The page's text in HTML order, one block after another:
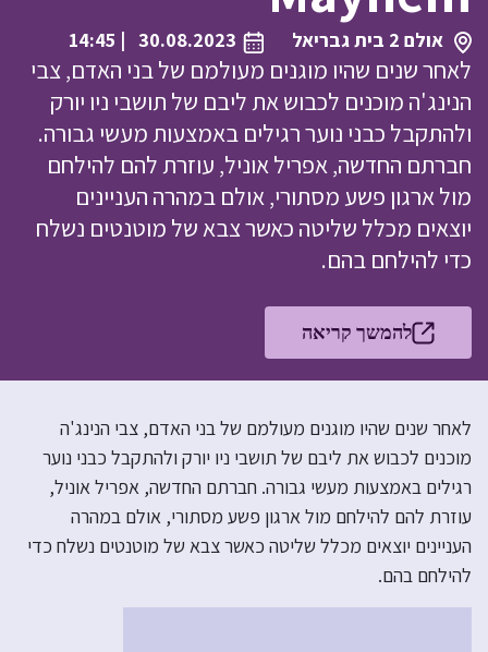
אולם 2 בית גבריאל 30.08.2023
| 14:45
לאחר שנים שהיו מוגנים מעולמם של בני האדם, צבי
הנינג'ה מוכנים לכבוש את ליבם של תושבי ניו יורק
ולהתקבל כבני נוער רגילים באמצעות מעשי גבורה.
חברתם החדשה, אפריל אוניל, עוזרת להם להילחם
מול ארגון פשע מסתורי, אולם במהרה העניינים
יוצאים מכלל שליטה כאשר צבא של מוטנטים נשלח
כדי להילחם בהם.
להמשך קריאה
לאחר שנים שהיו מוגנים מעולמם של בני האדם, צבי הנינג'ה
מוכנים לכבוש את ליבם של תושבי ניו יורק ולהתקבל כבני נוער
רגילים באמצעות מעשי גבורה. חברתם החדשה, אפריל אוניל,
עוזרת להם להילחם מול ארגון פשע מסתורי, אולם במהרה
העניינים יוצאים מכלל שליטה כאשר צבא של מוטנטים נשלח כדי
להילחם בהם.